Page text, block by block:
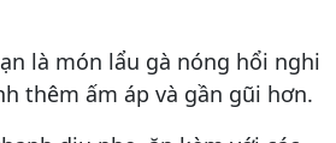
là món lẩu gà nóng hổi nghi
thêm ấm áp và gần gũi hơn.